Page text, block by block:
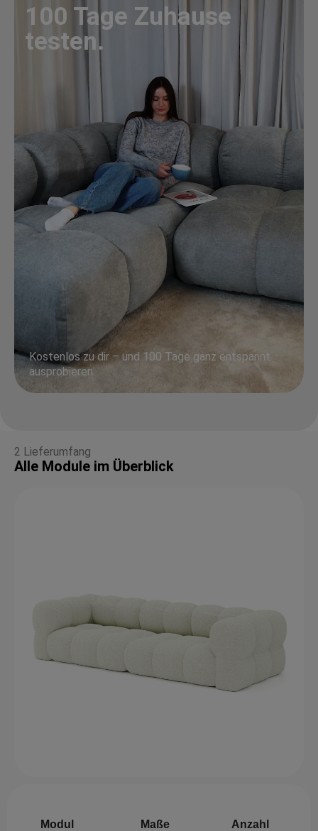
100 Tage Zuhause
testen.
Kostenlos zu dir – und 100 Tage ganz entspannt
ausprobieren.
2 Lieferumfang
Alle Module im Überblick
Modul Maße Anzahl